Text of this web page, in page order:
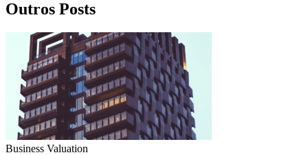
Outros Posts
Business Valuation